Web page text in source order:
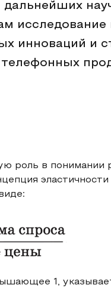
исследование
инноваций и
роль в понимании
1,